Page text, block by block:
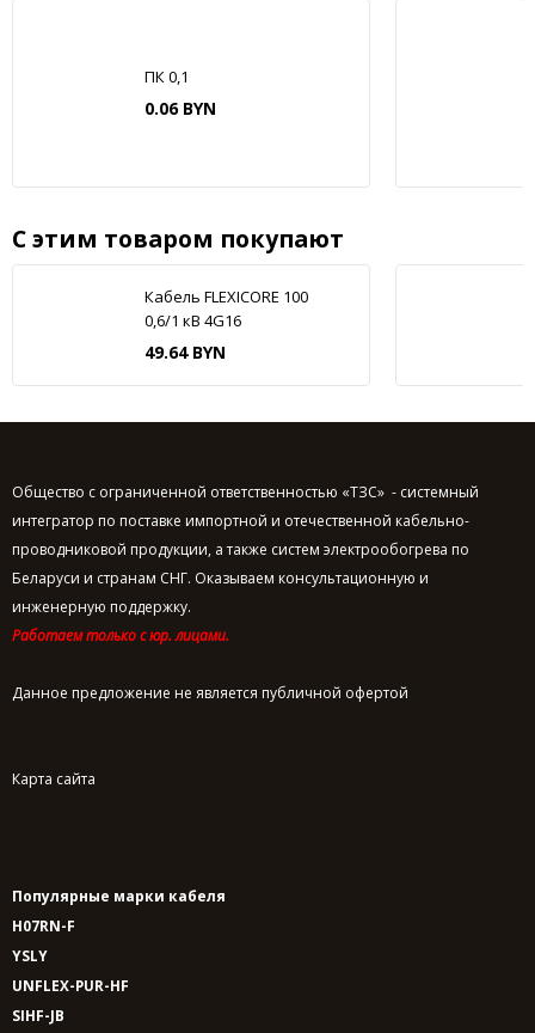
ПК 0,1
0.06 BYN
С этим товаром покупают
Кабель FLEXICORE 100
0,6/1 кВ 4G16
49.64 BYN
Общество с ограниченной ответственностью «ТЗС» - системный
интегратор по поставке импортной и отечественной кабельно-
проводниковой продукции, а также систем электрообогрева по
Беларуси и странам СНГ. Оказываем консультационную и
инженерную поддержку.
Работаем только с юр. лицами.
Данное предложение не является публичной офертой
Карта сайта
Популярные марки кабеля
H07RN-F
YSLY
UNFLEX-PUR-HF
SIHF-JB